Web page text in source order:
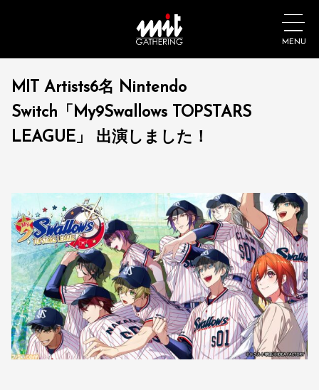
MENU
MIT Artists6名 Nintendo
Switch「My9Swallows TOPSTARS
LEAGUE」 出演しました！